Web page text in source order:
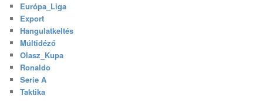
Európa_Liga
Export
Hangulatkeltés
Múltidéző
Olasz_Kupa
Ronaldo
Serie A
Taktika